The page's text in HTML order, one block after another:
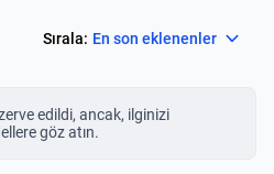
Sırala: En son eklenenler
edildi, ancak, ilginizi
göz atın.